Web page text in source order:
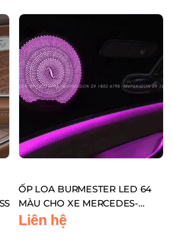
ỐP LOA BURMESTER LED 64
MÀU CHO XE MERCEDES-
BENZ C-CLASS, GLC-CLASS, E-
Liên hệ